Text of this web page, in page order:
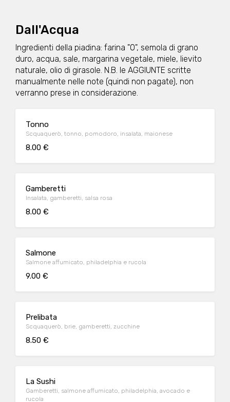
Dall'Acqua
Ingredienti della piadina: farina "0", semola di grano
duro, acqua, sale, margarina vegetale, miele, lievito
naturale, olio di girasole. N.B. le AGGIUNTE scritte
manualmente nelle note (quindi non pagate), non
verranno prese in considerazione.
Tonno
Scquaquerò, tonno, pomodoro, insalata, maionese
8.00 €
Gamberetti
Insalata, gamberetti, salsa rosa
8.00 €
Salmone
Salmone affumicato, philadelphia e rucola
9.00 €
Prelibata
Scquaquerò, brie, gamberetti, zucchine
8.50 €
La Sushi
Gamberetti, salmone affumicato, philadelphia, avocado e
rucola